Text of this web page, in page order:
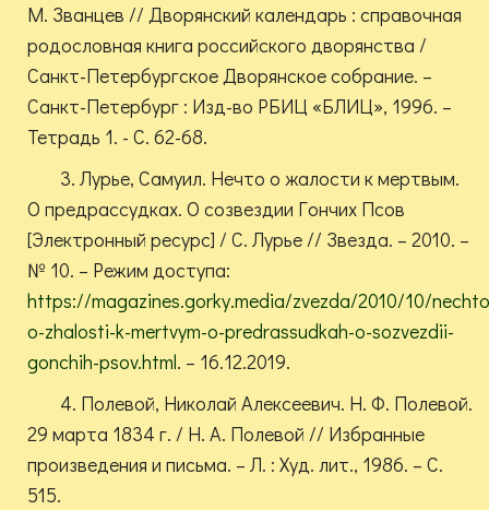
М. Званцев // Дворянский календарь : справочная
родословная книга российского дворянства /
Санкт-Петербургское Дворянское собрание. –
Санкт-Петербург : Изд-во РБИЦ «БЛИЦ», 1996. –
Тетрадь 1. - С. 62-68.
3. Лурье, Самуил. Нечто о жалости к мертвым.
О предрассудках. О созвездии Гончих Псов
[Электронный ресурс] / С. Лурье // Звезда. – 2010. –
№ 10. – Режим доступа:
https://magazines.gorky.media/zvezda/2010/10/
o-zhalosti-k-mertvym-o-predrassudkah-o-sozvezdii-
gonchih-psov.html. – 16.12.2019.
4. Полевой, Николай Алексеевич. Н. Ф. Полевой.
29 марта 1834 г. / Н. А. Полевой // Избранные
произведения и письма. – Л. : Худ. лит., 1986. – С.
515.